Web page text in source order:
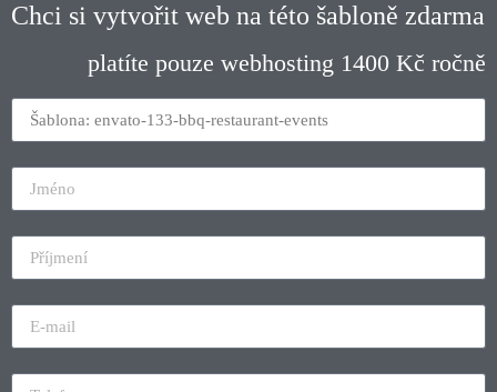
Chci si vytvořit web na této šabloně zdarma
platíte pouze webhosting 1400 Kč ročně